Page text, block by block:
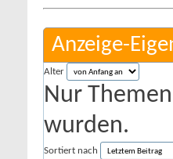
Anzeige-
Alter
Nur
wurden.
Sortiert nach